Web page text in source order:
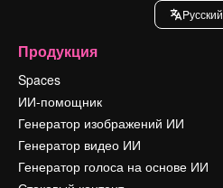
Pусский
Продукция
Spaces
ИИ-помощник
Генератор изображений ИИ
Генератор видео ИИ
Генератор голоса на основе ИИ